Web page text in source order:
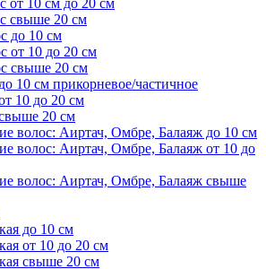
от 10 см до 20 см
свыше 20 см
до 10 см
от 10 до 20 см
свыше 20 см
10 см прикорневое/частичное
10 до 20 см
20 см
волос: Аиртач, Омбре, Балаяж до 10 см
волос: Аиртач, Омбре, Балаяж от 10 до
волос: Аиртач, Омбре, Балаяж свыше
до 10 см
от 10 до 20 см
свыше 20 см